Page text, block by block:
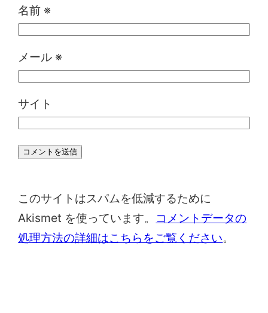
名前 ※
メール ※
サイト
このサイトはスパムを低減するために
Akismet を使っています。
コメントデータの
処理方法の詳細はこちらをご覧ください。